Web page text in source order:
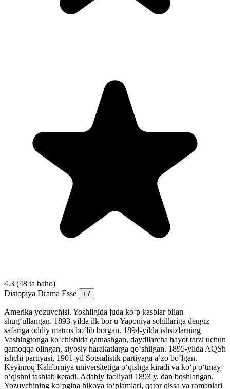
4.3 (48 ta baho)
Distopiya Drama Esse +7
Amerika yozuvchisi. Yoshligida juda koʻp kasblar bilan
shugʻullangan. 1893-yilda ilk bor u Yaponiya sohillariga dengiz
safariga oddiy matros boʻlib borgan. 1894-yilda ishsizlarning
Vashingtonga koʻchishida qatnashgan, daydilarcha hayot tarzi uchun
qamoqqa olingan, siyosiy harakatlarga qoʻshilgan. 1895-yilda AQSh
ishchi partiyasi, 1901-yil Sotsialistik partiyaga aʼzo boʻlgan.
Keyinroq Kaliforniya universitetiga oʻqishga kiradi va koʻp oʻtmay
oʻqishni tashlab ketadi. Adabiy faoliyati 1893 y. dan boshlangan.
Yozuvchining koʻpgina hikoya toʻplamlari, qator qissa va romanlari